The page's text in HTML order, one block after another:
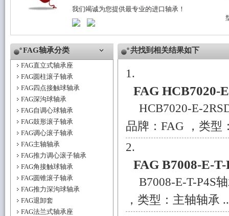
我们竭诚为您提供最专业的进口轴承！
FAG轴承分类
FAG直立式轴承座
FAG圆柱滚子轴承
FAG四点接触球轴承
FAG深沟球轴承
FAG自调心球轴承
FAG鼓形滚子轴承
FAG调心滚子轴承
FAG主轴轴承
FAG推力调心滚子轴承
FAG角接触球轴承
FAG圆锥滚子轴承
FAG推力深沟球轴承
FAG退卸套
FAG法兰式轴承座
共找到相关结果如下
FAG HCB7020-
HCB7020-E-
品牌：FAG ，类型
FAG B7008-E-T-
B7008-E-T-P4S
，类型：主轴轴承